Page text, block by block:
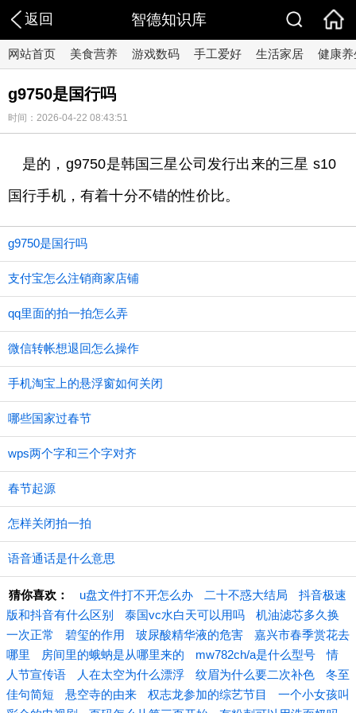
返回 智德知识库
网站首页 美食营养 游戏数码 手工爱好 生活家居 健康养
g9750是国行吗
时间：2026-04-22 08:43:51
是的，g9750是韩国三星公司发行出来的三星 s10
国行手机，有着十分不错的性价比。
g9750是国行吗
支付宝怎么注销商家店铺
qq里面的拍一拍怎么弄
微信转帐想退回怎么操作
手机淘宝上的悬浮窗如何关闭
哪些国家过春节
wps两个字和三个字对齐
春节起源
怎样关闭拍一拍
语音通话是什么意思
猜你喜欢： u盘文件打不开怎么办 二十不惑大结局
抖音极速
版和抖音有什么区别
泰国vc水白天可以用吗
机油滤芯多久换
一次正常
碧玺的作用 玻尿酸精华液的危害
嘉兴市春季赏花去
哪里
房间里的蛾蚋是从哪里来的 mw782ch/a是什么型号
情
人节宣传语
人在太空为什么漂浮 纹眉为什么要二次补色
冬至
佳句简短
悬空寺的由来 权志龙参加的综艺节目
一个小女孩叫